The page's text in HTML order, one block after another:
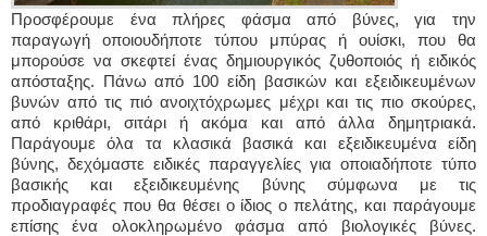
Προσφέρουμε ένα πλήρες φάσμα από βύνες, για την
παραγωγή οποιουδήποτε τύπου μπύρας ή ουίσκι, που θα
μπορούσε να σκεφτεί ένας δημιουργικός ζυθοποιός ή ειδικός
απόσταξης. Πάνω από 100 είδη βασικών και εξειδικευμένων
βυνών από τις πιό ανοιχτόχρωμες μέχρι και τις πιο σκούρες,
από κριθάρι, σιτάρι ή ακόμα και από άλλα δημητριακά.
Παράγουμε όλα τα κλασικά βασικά και εξειδικευμένα είδη
βύνης, δεχόμαστε ειδικές παραγγελίες για οποιαδήποτε τύπο
βασικής και εξειδικευμένης βύνης σύμφωνα με τις
προδιαγραφές που θα θέσει ο ίδιος ο πελάτης, και παράγουμε
επίσης ένα ολοκληρωμένο φάσμα από βιολογικές βύνες.